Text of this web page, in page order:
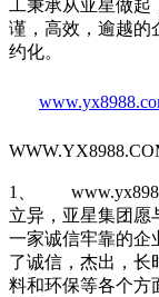
工秉承从亚星做
谨，高效，逾越的
约化。
1、
立异，亚星集团愿
一家诚信牢靠的企
了诚信，杰出，长
料和环保等各个方